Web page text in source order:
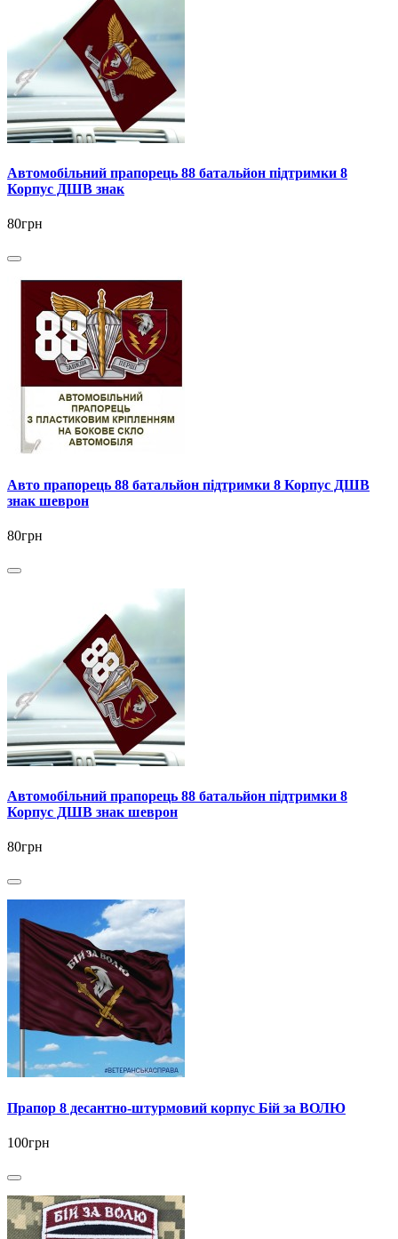
Автомобільний прапорець 88 батальйон підтримки 8
Корпус ДШВ знак
80грн
Авто прапорець 88 батальйон підтримки 8 Корпус ДШВ
знак шеврон
80грн
Автомобільний прапорець 88 батальйон підтримки 8
Корпус ДШВ знак шеврон
80грн
Прапор 8 десантно-штурмовий корпус Бій за ВОЛЮ
100грн